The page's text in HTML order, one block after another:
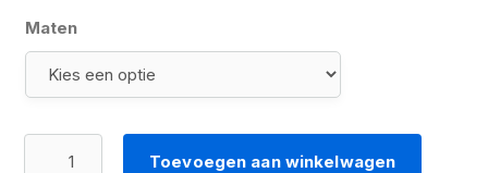
Maten
Toevoegen aan winkelwagen